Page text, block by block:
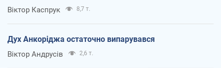
Віктор Каспрук 8,7 т.
Дух Анкоріджа остаточно випарувався
Віктор Андрусів 2,6 т.